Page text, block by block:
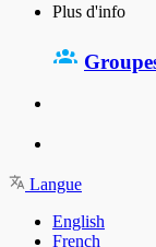
Plus d'info
Langue
English
French